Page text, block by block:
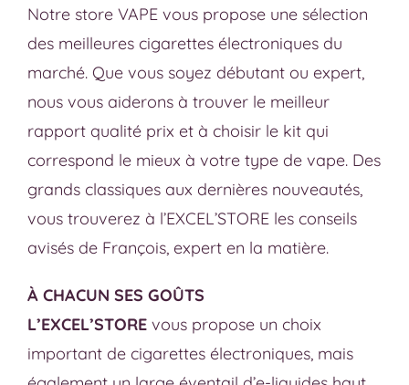
La boutique
Notre store VAPE vous propose une sélection
des meilleures cigarettes électroniques du
marché. Que vous soyez débutant ou expert,
nous vous aiderons à trouver le meilleur
rapport qualité prix et à choisir le kit qui
correspond le mieux à votre type de vape. Des
grands classiques aux dernières nouveautés,
vous trouverez à l’EXCEL’STORE les conseils
avisés de François, expert en la matière.
À CHACUN SES GOÛTS
L’EXCEL’STORE vous propose un choix
important de cigarettes électroniques, mais